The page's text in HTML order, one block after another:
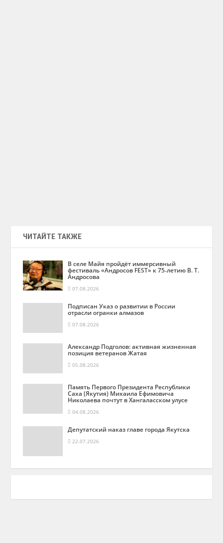
ЧИТАЙТЕ ТАКЖЕ
В селе Майя пройдёт иммерсивный
фестиваль «Андросов FEST» к 75‑летию В. Т.
Андросова
07.08.2026
Подписан Указ о развитии в России
отрасли огранки алмазов
07.08.2026
Александр Подголов: активная жизненная
позиция ветеранов Жатая
05.08.2026
Память Первого Президента Республики
Саха (Якутия) Михаила Ефимовича
Николаева почтут в Хангаласском улусе
04.08.2026
Депутатский наказ главе города Якутска
22.07.2026